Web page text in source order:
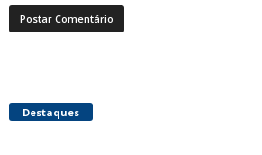
Destaques